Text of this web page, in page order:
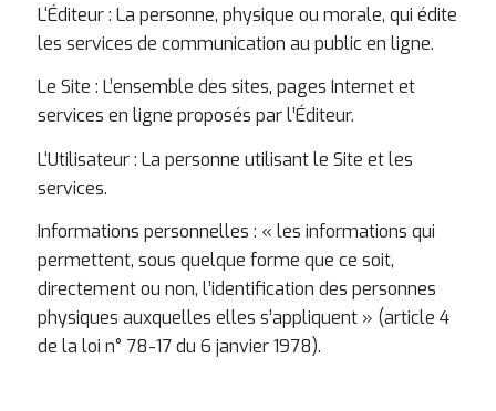
L‘Éditeur : La personne, physique ou morale, qui édite
les services de communication au public en ligne.
Le Site : L’ensemble des sites, pages Internet et
services en ligne proposés par l’Éditeur.
L‘Utilisateur : La personne utilisant le Site et les
services.
Informations personnelles : « les informations qui
permettent, sous quelque forme que ce soit,
directement ou non, l’identification des personnes
physiques auxquelles elles s’appliquent » (article 4
de la loi n° 78-17 du 6 janvier 1978).